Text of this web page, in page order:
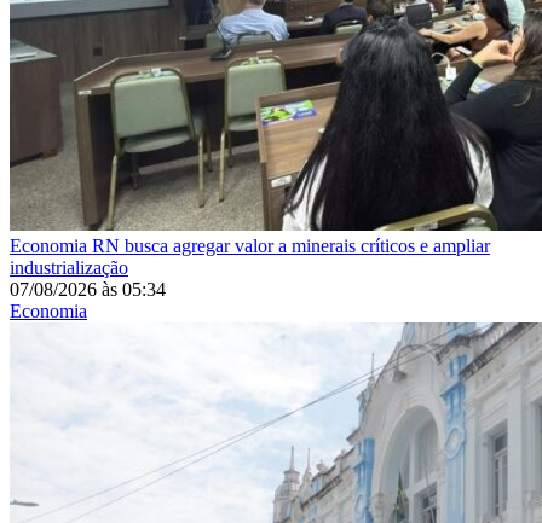
Economia RN busca agregar valor a minerais críticos e ampliar
industrialização
07/08/2026 às 05:34
Economia